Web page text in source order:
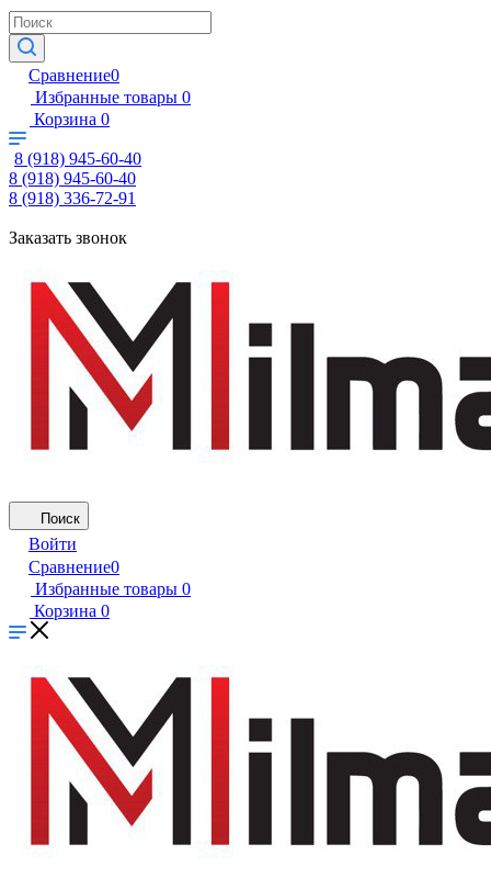
Сравнение0
Избранные товары 0
Корзина 0
8 (918) 945-60-40
8 (918) 945-60-40
8 (918) 336-72-91
Заказать звонок
Поиск
Войти
Сравнение0
Избранные товары 0
Корзина 0